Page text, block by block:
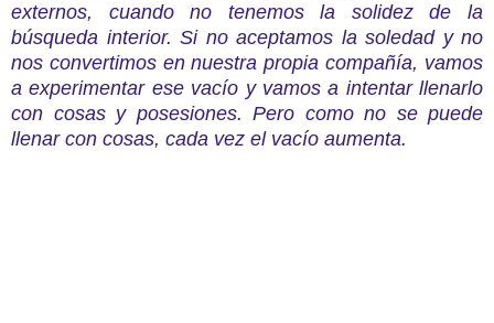
externos, cuando no tenemos la solidez de la
búsqueda interior. Si no aceptamos la soledad y no
nos convertimos en nuestra propia compañía, vamos
a experimentar ese vacío y vamos a intentar llenarlo
con cosas y posesiones. Pero como no se puede
llenar con cosas, cada vez el vacío aumenta.